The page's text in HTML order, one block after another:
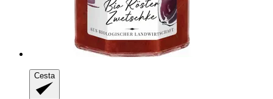
Cesta